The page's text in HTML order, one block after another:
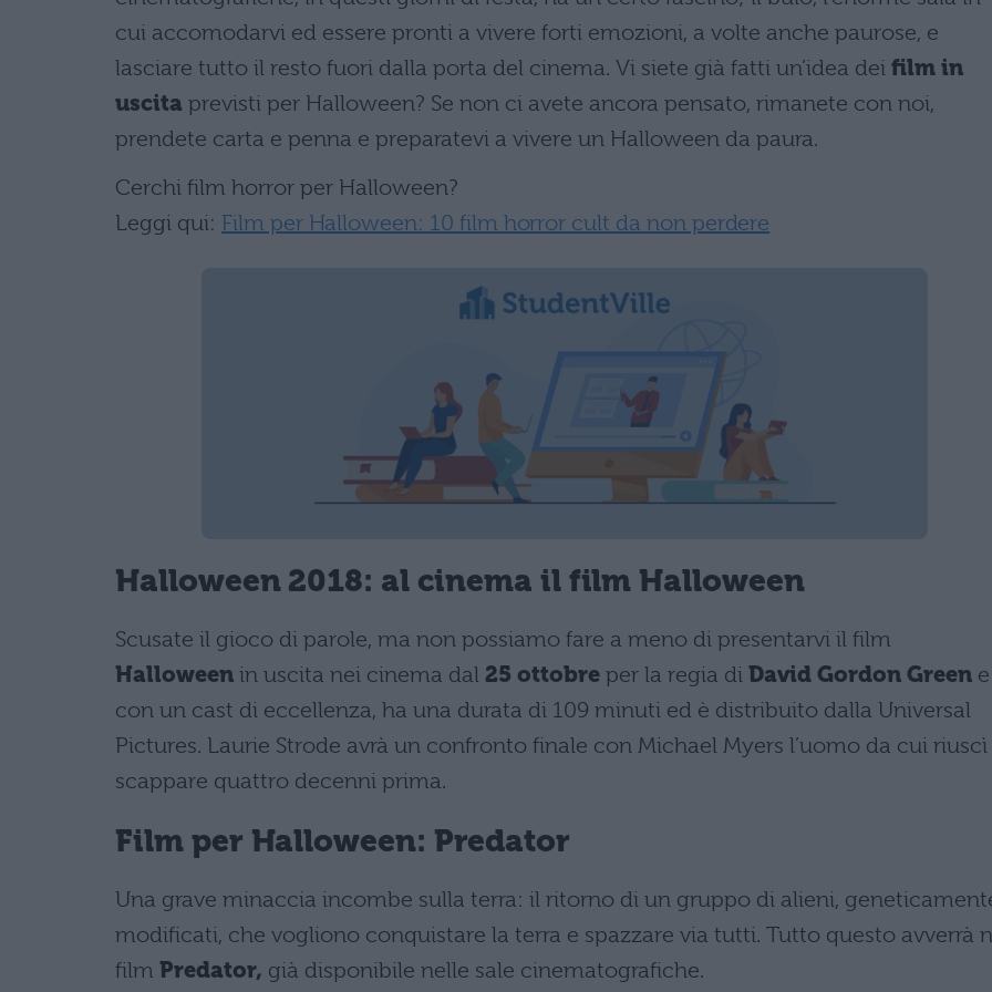
cui accomodarvi ed essere pronti a vivere forti emozioni, a volte anche paurose, e
lasciare tutto il resto fuori dalla porta del cinema. Vi siete già fatti un’idea dei film in
uscita previsti per Halloween? Se non ci avete ancora pensato, rimanete con noi,
prendete carta e penna e preparatevi a vivere un Halloween da paura.
Cerchi film horror per Halloween?
Leggi qui: Film per Halloween: 10 film horror cult da non perdere
Halloween 2018: al cinema il film Halloween
Scusate il gioco di parole, ma non possiamo fare a meno di presentarvi il film
Halloween in uscita nei cinema dal 25 ottobre per la regia di David Gordon Green e
con un cast di eccellenza, ha una durata di 109 minuti ed è distribuito dalla Universal
Pictures. Laurie Strode avrà un confronto finale con Michael Myers l’uomo da cui riuscì
scappare quattro decenni prima.
Film per Halloween: Predator
Una grave minaccia incombe sulla terra: il ritorno di un gruppo di alieni,
modificati, che vogliono conquistare la terra e spazzare via tutti. Tutto questo avverrà
film Predator, già disponibile nelle sale cinematografiche.